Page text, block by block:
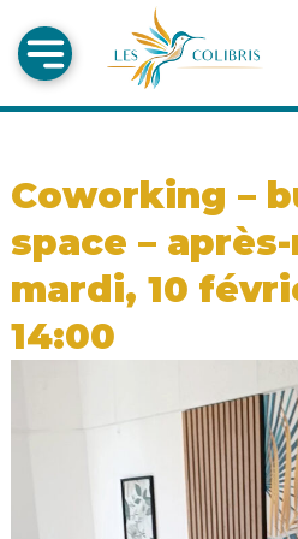
Coworking –
space –
mardi, 10
14:00